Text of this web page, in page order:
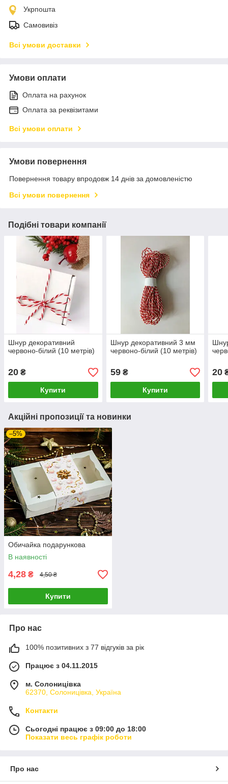
Укрпошта
Самовивіз
Всі умови доставки
Умови оплати
Оплата на рахунок
Оплата за реквізитами
Всі умови оплати
Умови повернення
Повернення товару впродовж 14 днів за домовленістю
Всі умови повернення
Подібні товари компанії
Шнур декоративний
червоно-білий (10 метрів)
20 ₴
Купити
Шнур декоративний 3 мм
червоно-білий (10 метрів)
59₴
Купити
20
Акційні пропозиції та новинки
–5%
Обичайка подарункова
В наявності
4,28 ₴ 4,50 ₴
Купити
Про нас
100% позитивних з 77 відгуків за рік
Працює з 04.11.2015
м. Солоницівка
62370, Солоницівка, Україна
Контакти
Сьогодні працює з 09:00 до 18:00
Показати весь графік роботи
Про нас